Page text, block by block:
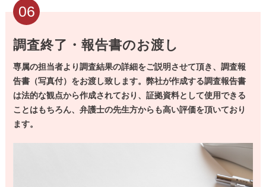
調査終了・報告書のお渡し
専属の担当者より調査結果の詳細をご説明させて頂き、調査報
告書（写真付）をお渡し致します。弊社が作成する調査報告書
は法的な観点から作成されており、証拠資料として使用できる
ことはもちろん、弁護士の先生方からも高い評価を頂いており
ます。
06